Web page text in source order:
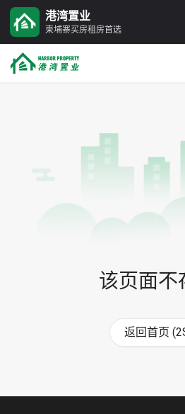
港湾置业
柬埔寨买房租房首选
该页面不
返回首页